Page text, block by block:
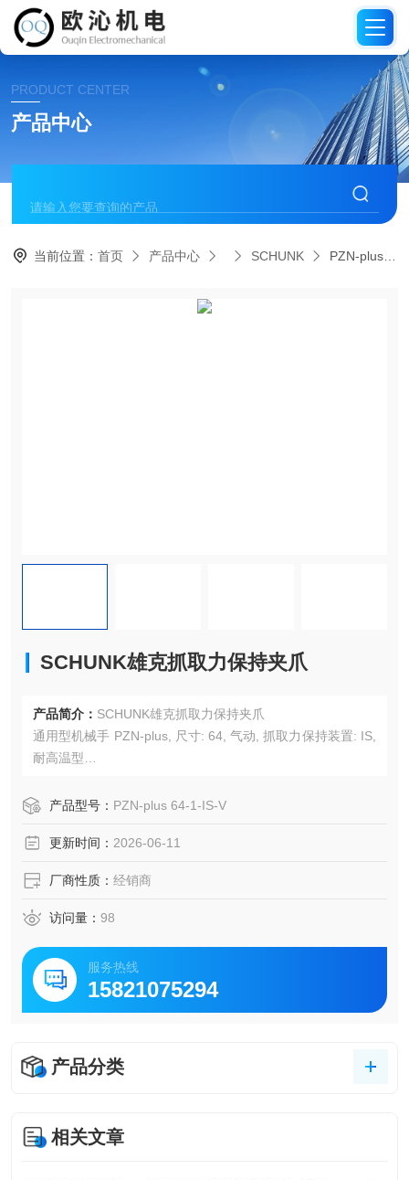
PRODUCT CENTER
产品中心
当前位置：首页 产品中心 SCHUNK PZN-plus 64-1-IS-VSCHUNK雄克抓取力保持夹爪
SCHUNK雄克抓取力保持夹爪
产品简介： SCHUNK雄克抓取力保持夹爪
通用型机械手 PZN-plus, 尺寸: 64, 气动, 抓取力保持装置: IS,
耐高温型
单指行程: 6 mm
最高环境温度: 130 °C
产品型号： PZN-plus 64-1-IS-V
更新时间： 2026-06-11
厂商性质： 经销商
访问量： 98
服务热线
15821075294
产品分类
相关文章